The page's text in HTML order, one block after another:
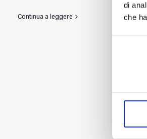
di
che
Continua a leggere